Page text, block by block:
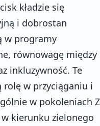
kładzie się
i dobrostan
w programy
równowagę między
inkluzywność. Te
w przyciąganiu i
w pokoleniach Z
w kierunku zielonego